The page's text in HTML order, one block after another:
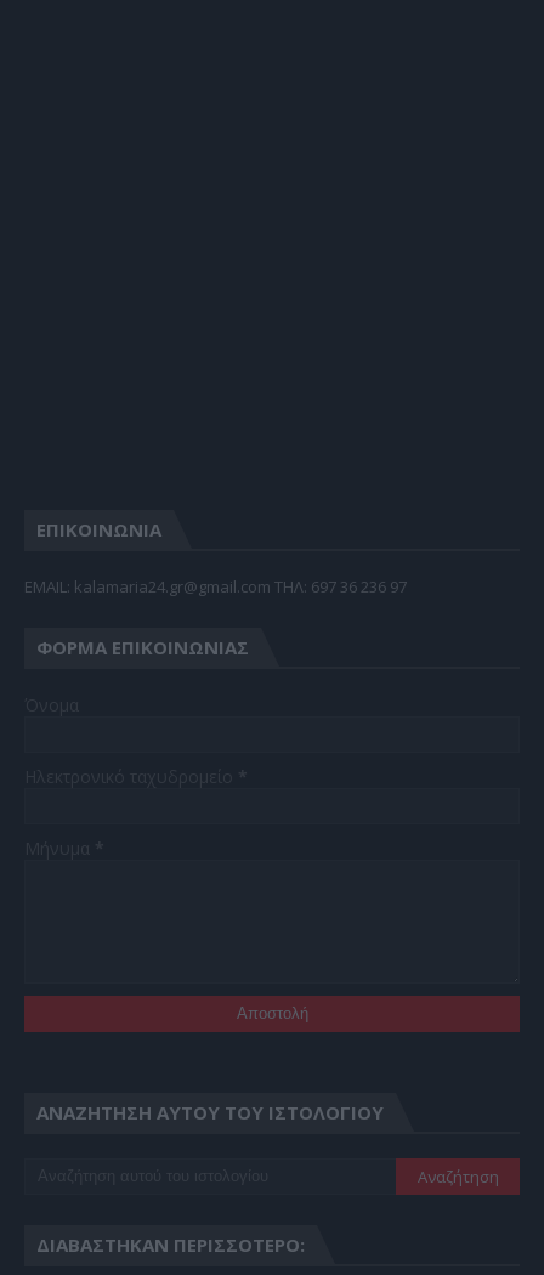
ΕΠΙΚΟΙΝΩΝΙΑ
EMAIL: kalamaria24.gr@gmail.com TΗΛ: 697 36 236 97
ΦΌΡΜΑ ΕΠΙΚΟΙΝΩΝΊΑΣ
ΑΝΑΖΉΤΗΣΗ ΑΥΤΟΎ ΤΟΥ ΙΣΤΟΛΟΓΊΟΥ
ΔΙΑΒΆΣΤΗΚΑΝ ΠΕΡΙΣΣΌΤΕΡΟ: